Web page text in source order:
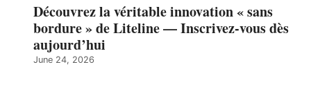
Découvrez la véritable innovation « sans
bordure » de Liteline — Inscrivez-vous dès
aujourd’hui
June 24, 2026